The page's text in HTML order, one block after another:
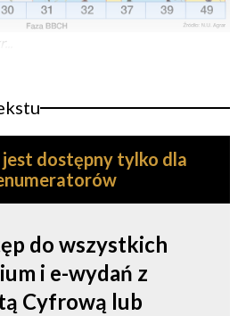
jest dostępny tylko dla
do wszystkich
i e-wydań z
Cyfrową lub